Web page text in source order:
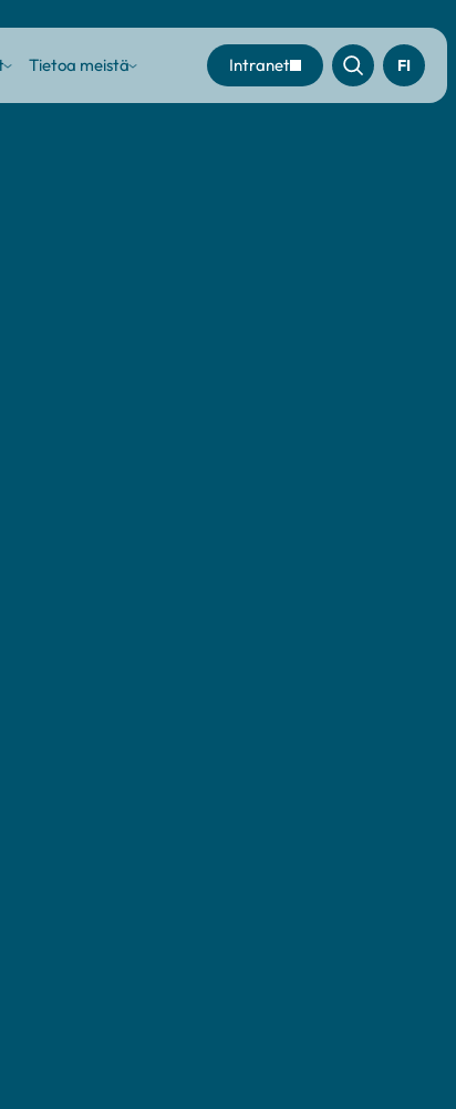
Sub Tietoa meistäSub
Intranet FI